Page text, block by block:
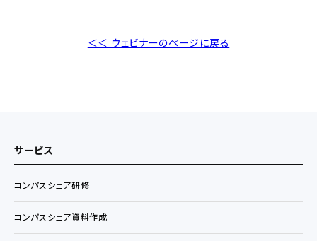
＜＜ ウェビナーのページに戻る
サービス
コンパスシェア研修
コンパスシェア資料作成